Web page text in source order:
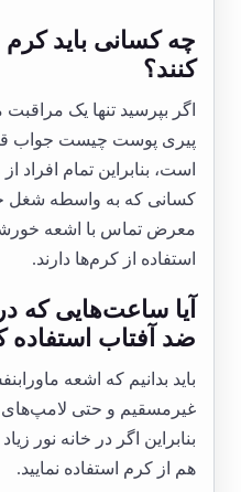
چه کسانی باید
کنند؟
اگر بپرسید تنها یک مراقبت
پیری پوست چیست جواب
است، بنابراین تمام
کسانی که به واسطه شغل
معرض تماس با اشعه
استفاده از کرم‌ها دارند.
آیا ساعت‌هایی که
ضد آفتاب استفاده
باید بدانیم که اشعه
غیرمسقیم و حتی لامپ‌های
بنابراین اگر در خانه نور
هم از کرم استفاده نمایید.